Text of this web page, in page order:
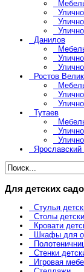
Данилов
Ростов
Тутаев
Ярославский
Для детских
Стулья
Столы
Кровати
Шкафы для
Стенки
Игровая